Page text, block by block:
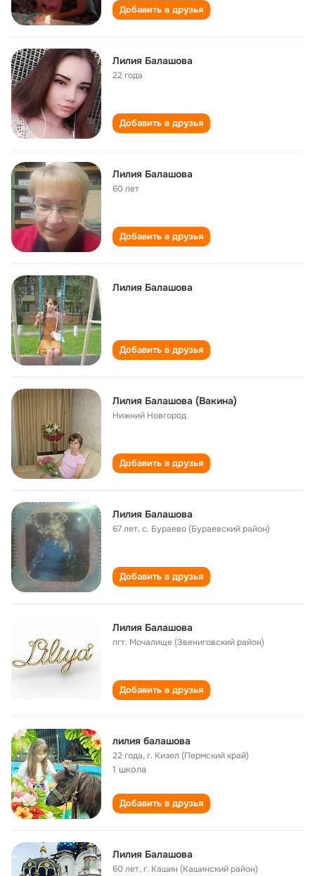
Добавить в друзья
Лилия Балашова
22 года
Добавить в друзья
Лилия Балашова
60 лет
Добавить в друзья
Лилия Балашова
Добавить в друзья
Лилия Балашова (Вакина)
Нижний Новгород
Добавить в друзья
Лилия Балашова
67 лет,с. Бураево (Бураевский район)
Добавить в друзья
Лилия Балашова
пгт. Мочалище (Звениговский район)
Добавить в друзья
лилия балашова
22 года,г. Кизел (Пермский край)
1 школа
Добавить в друзья
Лилия Балашова
60 лет,г. Кашин (Кашинский район)